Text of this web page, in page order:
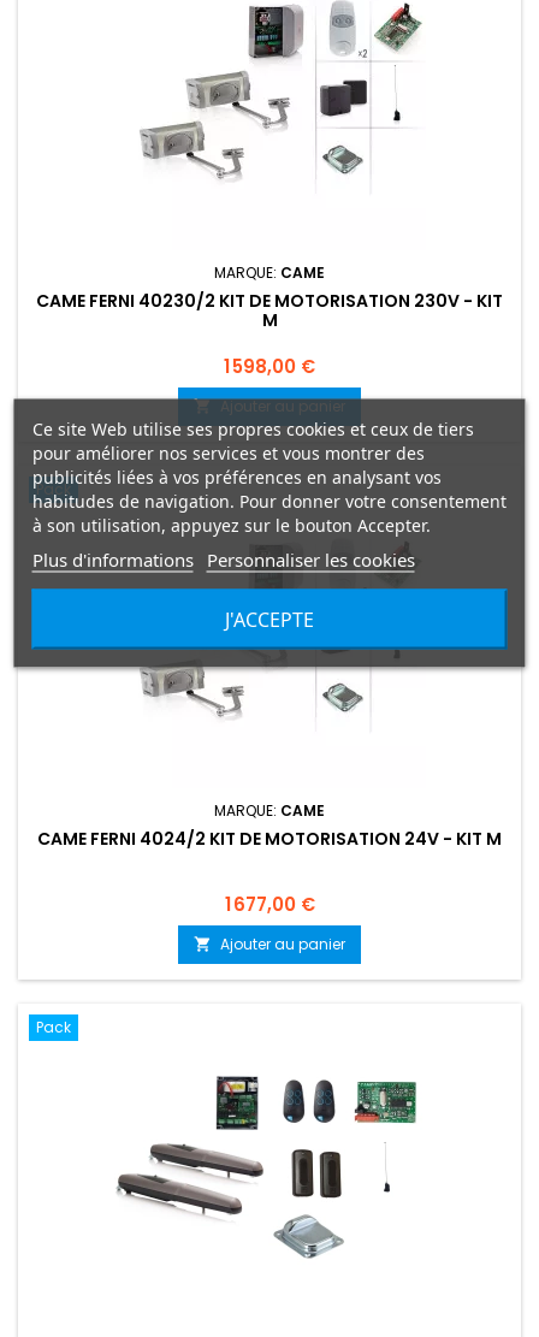
MARQUE: CAME
CAME FERNI 40230/2 KIT DE MOTORISATION 230V - KIT
M
Prix
1 598,00 €
 Ajouter au panier
Pack
MARQUE: CAME
CAME FERNI 4024/2 KIT DE MOTORISATION 24V - KIT M
Prix
1 677,00 €
 Ajouter au panier
Pack
Ce site Web utilise ses propres cookies et ceux de tiers
pour améliorer nos services et vous montrer des
publicités liées à vos préférences en analysant vos
habitudes de navigation. Pour donner votre consentement
à son utilisation, appuyez sur le bouton Accepter.
Plus d'informations Personnaliser les cookies
J'ACCEPTE